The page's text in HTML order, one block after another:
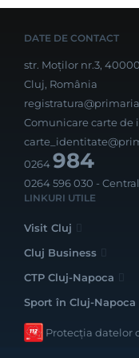
DATE DE CONTACT
str. Moților nr.3,
Cluj, România
Comunicare carte de
0264984
0264 596 030 -
LINKURI UTILE
Visit Cluj
Cluj Business
CTP Cluj-Napoca
Sport în Cluj-Napoca
Protecția datelor